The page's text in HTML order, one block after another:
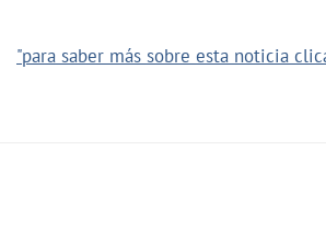
"para saber más sobre esta noticia